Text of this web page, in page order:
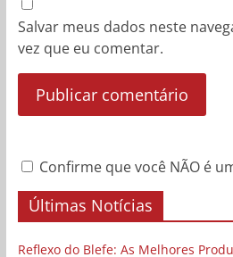
Salvar meus dados neste
vez que eu comentar.
Confirme que você NÃO é
Últimas Notícias
Reflexo do Blefe: As Melhores